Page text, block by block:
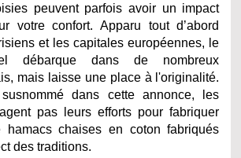
peuvent parfois avoir un impact
votre confort. Apparu tout d’abord
et les capitales européennes, le
débarque dans de nombreux
mais laisse une place à l'originalité.
dans cette annonce, les
pas leurs efforts pour fabriquer
hamacs chaises en coton fabriqués
des traditions.